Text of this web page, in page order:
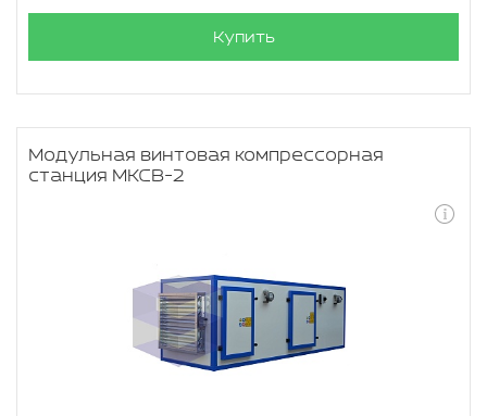
Купить
Модульная винтовая компрессорная
станция МКСВ-2